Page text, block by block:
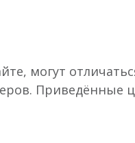
могут
Приведённые